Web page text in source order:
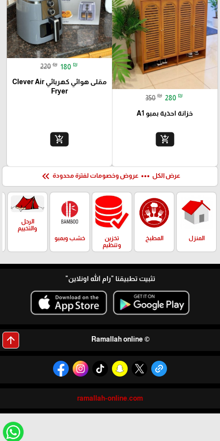
350 ₪ 280 ₪
خزانة احذية بمبو A1
add_shopping_cart
220 ₪ 180 ₪
مقلى هوائي كهربائي Clever Air
Fryer
add_shopping_cart
عرض الكل more_horiz عروض وخصومات لفترة محدودة keyboard_double_arrow_left
المنزل المطبخ
تخزين
وتنظيم
خشب وبمبو
الرحل
والتخييم
تثبيت تطبيقنا "رام الله اونلاين"
© Ramallah online
arrow_upward
ramallah-online.com